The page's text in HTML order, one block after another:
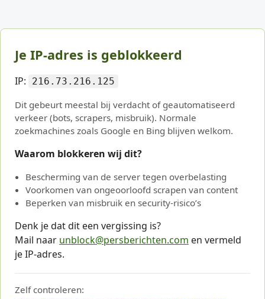
Je IP-adres is geblokkeerd
IP: 216.73.216.125
Dit gebeurt meestal bij verdacht of geautomatiseerd
verkeer (bots, scrapers, misbruik). Normale
zoekmachines zoals Google en Bing blijven welkom.
Waarom blokkeren wij dit?
Bescherming van de server tegen overbelasting
Voorkomen van ongeoorloofd scrapen van content
Beperken van misbruik en security-risico’s
Denk je dat dit een vergissing is?
Mail naar unblock@persberichten.com en vermeld
je IP-adres.
Zelf controleren: